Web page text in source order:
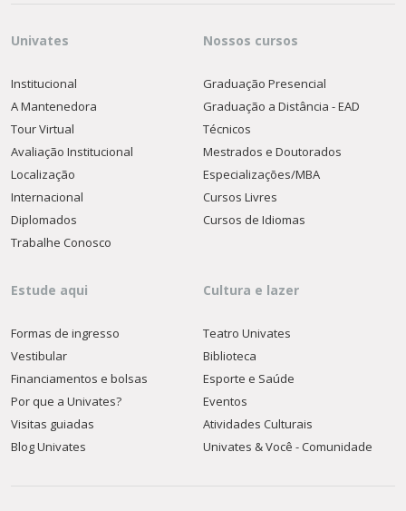
Univates
Institucional
A Mantenedora
Tour Virtual
Avaliação Institucional
Localização
Internacional
Diplomados
Trabalhe Conosco
Nossos cursos
Graduação Presencial
Graduação a Distância - EAD
Técnicos
Mestrados e Doutorados
Especializações/MBA
Cursos Livres
Cursos de Idiomas
Estude aqui
Formas de ingresso
Vestibular
Financiamentos e bolsas
Por que a Univates?
Visitas guiadas
Blog Univates
Cultura e lazer
Teatro Univates
Biblioteca
Esporte e Saúde
Eventos
Atividades Culturais
Univates & Você - Comunidade